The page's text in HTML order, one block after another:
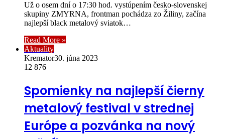
Už o osem dní o 17:30 hod. vystúpením česko-slovenskej
skupiny ZMYRNA, frontman pochádza zo Žiliny, začína
najlepší black metalový sviatok…
Read More »
Aktuality
Kremator30. júna 2023
12 876
Spomienky na najlepší čierny
metalový festival v strednej
Európe a pozvánka na nový